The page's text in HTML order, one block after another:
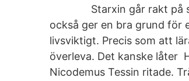
Starxin går rakt på
också ger en bra grund för
livsviktigt. Precis som att
överleva. Det kanske låter
Nicodemus Tessin ritade.